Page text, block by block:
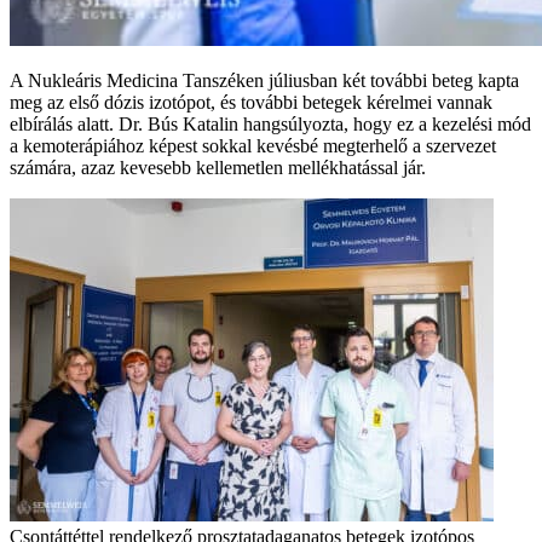
A Nukleáris Medicina Tanszéken júliusban két további beteg kapta
meg az első dózis izotópot, és további betegek kérelmei vannak
elbírálás alatt. Dr. Bús Katalin hangsúlyozta, hogy ez a kezelési mód
a kemoterápiához képest sokkal kevésbé megterhelő a szervezet
számára, azaz kevesebb kellemetlen mellékhatással jár.
Csontáttéttel rendelkező prosztatadaganatos betegek izotópos